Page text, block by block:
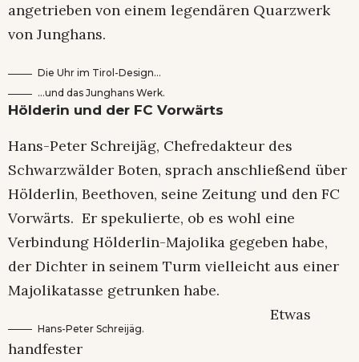
angetrieben von einem legendären Quarzwerk
von Junghans.
Die Uhr im Tirol-Design…
…und das Junghans Werk.
Hölderin und der FC Vorwärts
Hans-Peter Schreijäg, Chefredakteur des
Schwarzwälder Boten, sprach anschließend über
Hölderlin, Beethoven, seine Zeitung und den FC
Vorwärts. Er spekulierte, ob es wohl eine
Verbindung Hölderlin-Majolika gegeben habe,
der Dichter in seinem Turm vielleicht aus einer
Majolikatasse getrunken habe.
Hans-Peter Schreijäg.
Etwas
handfester